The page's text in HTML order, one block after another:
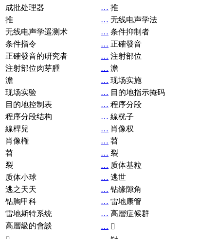
成批处理器
… 推
推
… 无线电声学法
无线电声学遥测术
… 条件抑制者
条件指令
… 正確發音
正確發音的研究者
… 注射部位
注射部位肉芽腫
… 澹
澹
… 现场实施
现场实验
… 目的地指示掩码
目的地控制表
… 程序分段
程序分段结构
… 線桄子
線桿兒
… 肖像权
肖像権
… 苕
苕
… 裂
裂
… 质体基粒
质体小球
… 逃世
逃之天天
… 钻缘隙角
钻胸甲科
… 雷地康管
雷地斯特系统
… 高層症候群
高層級的會談
… 𧘞